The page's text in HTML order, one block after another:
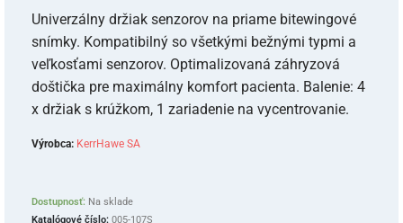
Univerzálny držiak senzorov na priame bitewingové
snímky. Kompatibilný so všetkými bežnými typmi a
veľkosťami senzorov. Optimalizovaná záhryzová
doštička pre maximálny komfort pacienta. Balenie: 4
x držiak s krúžkom, 1 zariadenie na vycentrovanie.
Výrobca: KerrHawe SA
Dostupnosť: Na sklade
Katalógové číslo: 005-107S